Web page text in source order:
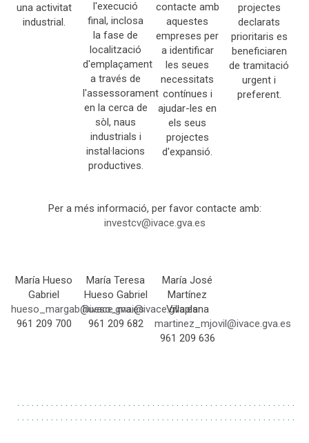
una activitat
industrial.
l'execució
final, inclosa
la fase de
localització
d'emplaçament
a través de
l'assessorament
en la cerca de
sòl, naus
industrials i
instal·lacions
productives.
contacte amb
aquestes
empreses per
a identificar
les seues
necessitats
contínues i
ajudar-les en
els seus
projectes
d'expansió.
projectes
declarats
prioritaris es
beneficiaren
de tramitació
urgent i
preferent.
Per a més informació, per favor contacte amb:
investcv@ivace.gva.es
María Hueso
Gabriel
hueso_ margab@ivace.gva.es
961 209 700
María Teresa
Hueso Gabriel
hueso_mai@ivace.gva.es
961 209 682
María José
Martínez
Villaplana
martinez_ mjovil@ivace.gva.es
961 209 636
. . . . . . . . . . . . . . . . . . . . . . . . . . . . . . . . . . . . . . . . . . . . . . . . . . . . . . . . . .
. . . . . . . . . . . . . . . . . . . . . . . . . . . . . . . . . . . . . . . . . . . . . . . . . . . . . . . . . .